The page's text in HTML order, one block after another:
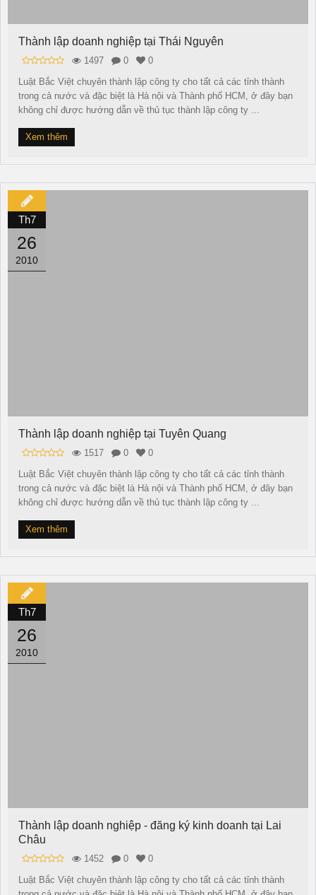
Thành lập doanh nghiệp tại Thái Nguyên
1497 0
0
Luật Bắc Việt chuyên thành lập công ty cho tất cả các tỉnh thành
trong cả nước và đặc biệt là Hà nội và Thành phố HCM, ở đây bạn
không chỉ được hướng dẫn về thủ tục thành lập công ty ...
Xem thêm
Th7
26
2010
Thành lập doanh nghiệp tại Tuyên Quang
1517 0
0
Luật Bắc Việt chuyên thành lập công ty cho tất cả các tỉnh thành
trong cả nước và đặc biệt là Hà nội và Thành phố HCM, ở đây bạn
không chỉ được hướng dẫn về thủ tục thành lập công ty ...
Xem thêm
Th7
26
2010
Thành lập doanh nghiệp - đăng ký kinh doanh tại Lai
Châu
1452 0
0
Luật Bắc Việt chuyên thành lập công ty cho tất cả các tỉnh thành